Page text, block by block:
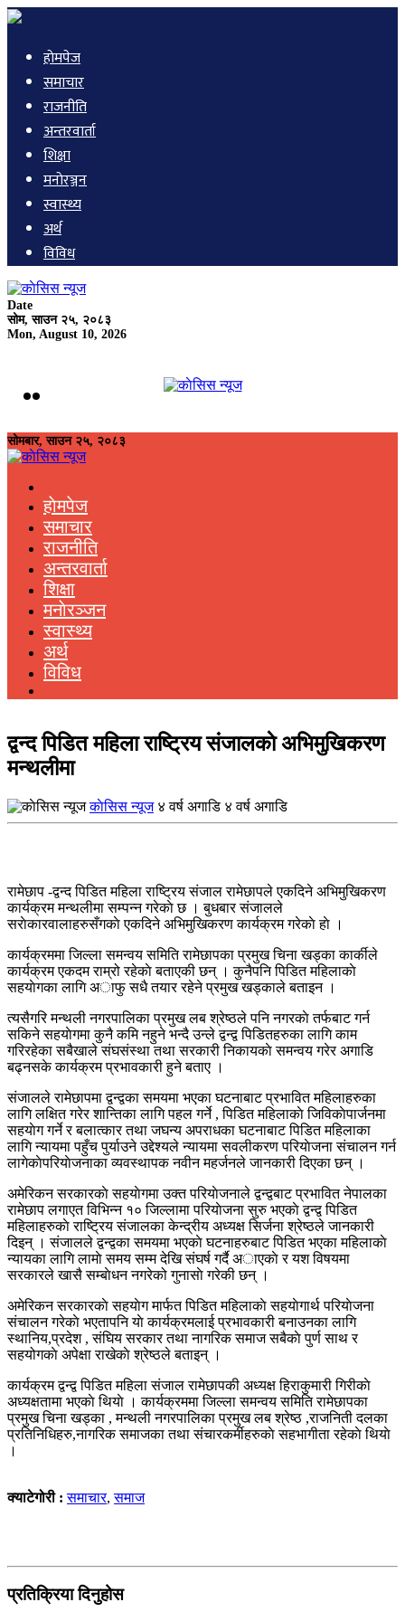
हाेमपेज
समाचार
राजनीति
अन्तरवार्ता
शिक्षा
मनाेरञ्जन
स्वास्थ्य
अर्थ
विविध
Date
सोम, साउन २५, २०८३
Mon, August 10, 2026
सोमबार, साउन २५, २०८३
हाेमपेज
समाचार
राजनीति
अन्तरवार्ता
शिक्षा
मनाेरञ्जन
स्वास्थ्य
अर्थ
विविध
द्वन्द पिडित महिला राष्ट्रिय संजालकाे अभिमुखिकरण
मन्थलीमा
काेसिस न्यूज ४ वर्ष अगाडि ४ वर्ष अगाडि
रामेछाप -द्वन्द पिडित महिला राष्ट्रिय संजाल रामेछापले एकदिने अभिमुखिकरण
कार्यक्रम मन्थलीमा सम्पन्न गरेकाे छ । बुधबार संजालले
सराेकारवालाहरुसँगकाे एकदिने अभिमुखिकरण कार्यक्रम गरेकाे हाे ।
कार्यक्रममा जिल्ला समन्वय समिति रामेछापका प्रमुख चिना खड्का कार्कीले
कार्यक्रम एकदम राम्रो रहेकाे बताएकी छन् । कुनैपनि पिडित महिलाकाे
सहयाेगका लागि अाफु सधै तयार रहेने प्रमुख खड्काले बताइन ।
त्यसैगरि मन्थली नगरपालिका प्रमुख लब श्रेष्ठले पनि नगरकाे तर्फबाट गर्न
सकिने सहयाेगमा कुनै कमि नहुने भन्दै उन्ले द्वन्द्व पिडितहरुका लागि काम
गरिरहेका सबैखाले संघसंस्था तथा सरकारी निकायकाे समन्वय गरेर अगाडि
बढ्नसके कार्यक्रम प्रभावकारी हुने बताए ।
संजालले रामेछापमा द्वन्द्वका समयमा भएका घटनाबाट प्रभावित महिलाहरुका
लागि लक्षित गरेर शान्तिका लागि पहल गर्ने , पिडित महिलाकाे जिविकाेपार्जनमा
सहयाेग गर्ने र बलात्कार तथा जघन्य अपराधका घटनाबाट पिडित महिलाका
लागि न्यायमा पहुँच पुर्याउने उद्देश्यले न्यायमा सवलीकरण परियाेजना संचालन गर्न
लागेकाेपरियाेजनाका व्यवस्थापक नवीन महर्जनले जानकारी दिएका छन् ।
अमेरिकन सरकारकाे सहयाेगमा उक्त परियाेजनाले द्वन्द्वबाट प्रभावित नेपालका
रामेछाप लगाएत विभिन्न १० जिल्लामा परियाेजना सुरु भएकाे द्वन्द्व पिडित
महिलाहरुकाे राष्ट्रिय संजालका केन्द्रीय अध्यक्ष सिर्जना श्रेष्ठले जानकारी
दिइन् । संजालले द्वन्द्वका समयमा भएकाे घटनाहरुबाट पिडित भएका महिलाकाे
न्यायका लागि लामाे समय सम्म देखि संघर्ष गर्दै अाएकाे र यश विषयमा
सरकारले खासै सम्बाेधन नगरेको गुनासाे गरेकी छन् ।
अमेरिकन सरकारकाे सहयाेग मार्फत पिडित महिलाकाे सहयाेगार्थ परियाेजना
संचालन गरेकाे भएतापनि याे कार्यक्रमलाई प्रभावकारी बनाउनका लागि
स्थानिय,प्रदेश , संघिय सरकार तथा नागरिक समाज सबैकाे पुर्ण साथ र
सहयोगकाे अपेक्षा राखेकाे श्रेष्ठले बताइन् ।
कार्यक्रम द्वन्द्व पिडित महिला संजाल रामेछापकी अध्यक्ष हिराकुमारी गिरीकाे
अध्यक्षतामा भएकाे थियाे । कार्यक्रममा जिल्ला समन्वय समिति रामेछापका
प्रमुख चिना खड्का , मन्थली नगरपालिका प्रमुख लब श्रेष्ठ ,राजनिती दलका
प्रतिनिधिहरु,नागरिक समाजका तथा संचारकर्मीहरुकाे सहभागीता रहेकाे थियाे
।
क्याटेगोरी :समाचार,समाज
प्रतिक्रिया दिनुहोस